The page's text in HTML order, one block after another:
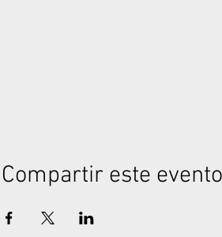
Compartir este evento